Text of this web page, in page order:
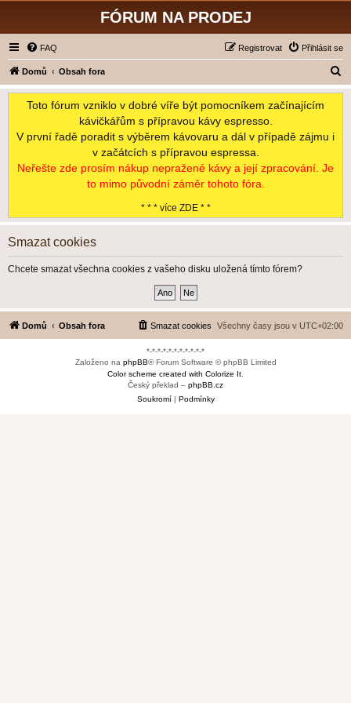
FÓRUM NA PRODEJ
FAQ Přihlásit se
Registrovat
Domů Obsah fora
l
Toto fórum vzniklo v dobré víře být pomocníkem začínajícím
kávičkářům s přípravou kávy espresso.
V první řadě poradit s výběrem kávovaru a dál v případě zájmu i
v začátcích s přípravou espressa.
Neřešte zde prosím nákup nepražené kávy a její zpracování. Je
to mimo původní záměr tohoto fóra.
* * * více ZDE * *
Smazat cookies
Chcete smazat všechna cookies z vašeho disku uložená tímto fórem?
Domů Obsah fora Všechny časy jsou v UTC+02:00
Smazat cookies
*-*-*-*-*-*-*-*-*-*-*
Založeno na phpBB® Forum Software © phpBB Limited
Color scheme created with Colorize It
Český překlad – phpBB.cz
Soukromí| Podmínky